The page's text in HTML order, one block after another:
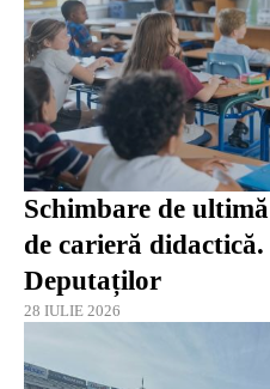
Schimbare de
de carieră
Deputaților
28 IULIE 2026